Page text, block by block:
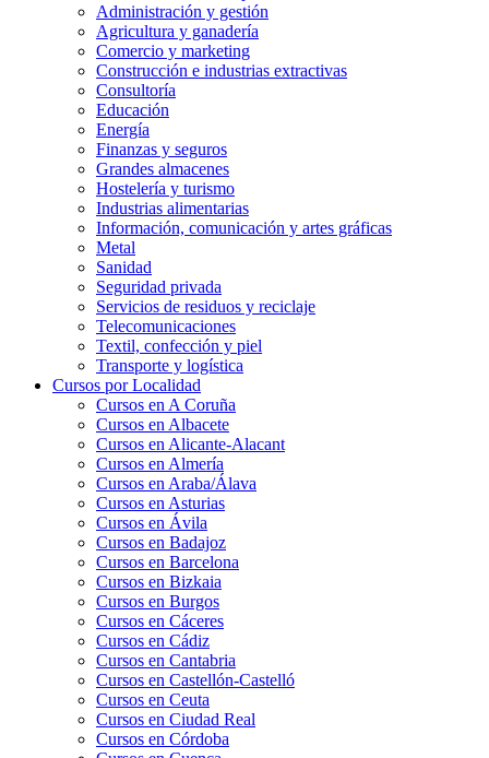
Administración y gestión
Agricultura y ganadería
Comercio y marketing
Construcción e industrias extractivas
Consultoría
Educación
Energía
Finanzas y seguros
Grandes almacenes
Hostelería y turismo
Industrias alimentarias
Información, comunicación y artes gráficas
Metal
Sanidad
Seguridad privada
Servicios de residuos y reciclaje
Telecomunicaciones
Textil, confección y piel
Transporte y logística
Cursos por Localidad
Cursos en A Coruña
Cursos en Albacete
Cursos en Alicante-Alacant
Cursos en Almería
Cursos en Araba/Álava
Cursos en Asturias
Cursos en Ávila
Cursos en Badajoz
Cursos en Barcelona
Cursos en Bizkaia
Cursos en Burgos
Cursos en Cáceres
Cursos en Cádiz
Cursos en Cantabria
Cursos en Castellón-Castelló
Cursos en Ceuta
Cursos en Ciudad Real
Cursos en Córdoba